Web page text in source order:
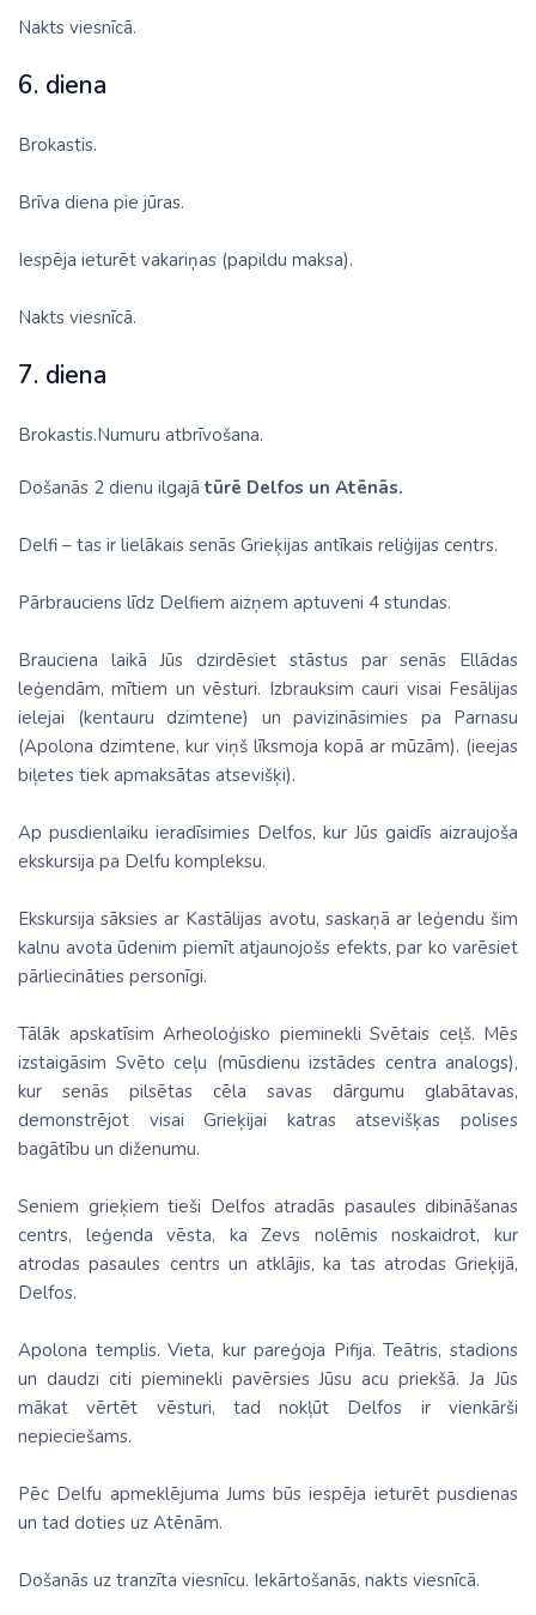
Nakts viesnīcā.
6. diena
Brokastis.
Brīva diena pie jūras.
Iespēja ieturēt vakariņas (papildu maksa).
Nakts viesnīcā.
7. diena
Brokastis.Numuru atbrīvošana.
Došanās 2 dienu ilgajā tūrē Delfos un Atēnās.
Delfi – tas ir lielākais senās Grieķijas antīkais reliģijas centrs.
Pārbrauciens līdz Delfiem aizņem aptuveni 4 stundas.
Brauciena laikā Jūs dzirdēsiet stāstus par senās Ellādas
leģendām, mītiem un vēsturi. Izbrauksim cauri visai Fesālijas
ielejai (kentauru dzimtene) un pavizināsimies pa Parnasu
(Apolona dzimtene, kur viņš līksmoja kopā ar mūzām). (ieejas
biļetes tiek apmaksātas atsevišķi).
Ap pusdienlaiku ieradīsimies Delfos, kur Jūs gaidīs aizraujoša
ekskursija pa Delfu kompleksu.
Ekskursija sāksies ar Kastālijas avotu, saskaņā ar leģendu šim
kalnu avota ūdenim piemīt atjaunojošs efekts, par ko varēsiet
pārliecināties personīgi.
Tālāk apskatīsim Arheoloģisko pieminekli Svētais ceļš. Mēs
izstaigāsim Svēto ceļu (mūsdienu izstādes centra analogs),
kur senās pilsētas cēla savas dārgumu glabātavas,
demonstrējot visai Grieķijai katras atsevišķas polises
bagātību un diženumu.
Seniem grieķiem tieši Delfos atradās pasaules dibināšanas
centrs, leģenda vēsta, ka Zevs nolēmis noskaidrot, kur
atrodas pasaules centrs un atklājis, ka tas atrodas Grieķijā,
Delfos.
Apolona templis. Vieta, kur pareģoja Pifija. Teātris, stadions
un daudzi citi pieminekli pavērsies Jūsu acu priekšā. Ja Jūs
mākat vērtēt vēsturi, tad nokļūt Delfos ir vienkārši
nepieciešams.
Pēc Delfu apmeklējuma Jums būs iespēja ieturēt pusdienas
un tad doties uz Atēnām.
Došanās uz tranzīta viesnīcu. Iekārtošanās, nakts viesnīcā.